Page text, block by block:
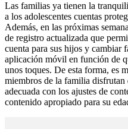
Las familias ya tienen la
a los adolescentes cuentas
Además, en las próximas
de registro actualizada que
cuenta para sus hijos y cambiar
aplicación móvil en función de
unos toques. De esta forma, es
miembros de la familia
adecuada con los ajustes de
contenido apropiado para su